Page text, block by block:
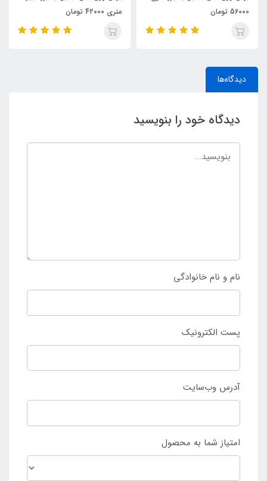
56000 تومان
متری 42000 تومان
دیدگاه‌ها
دیدگاه خود را بنویسید
نام و نام خانوادگی
پست الکترونیک
آدرس وب‌سایت
امتیاز شما به محصول